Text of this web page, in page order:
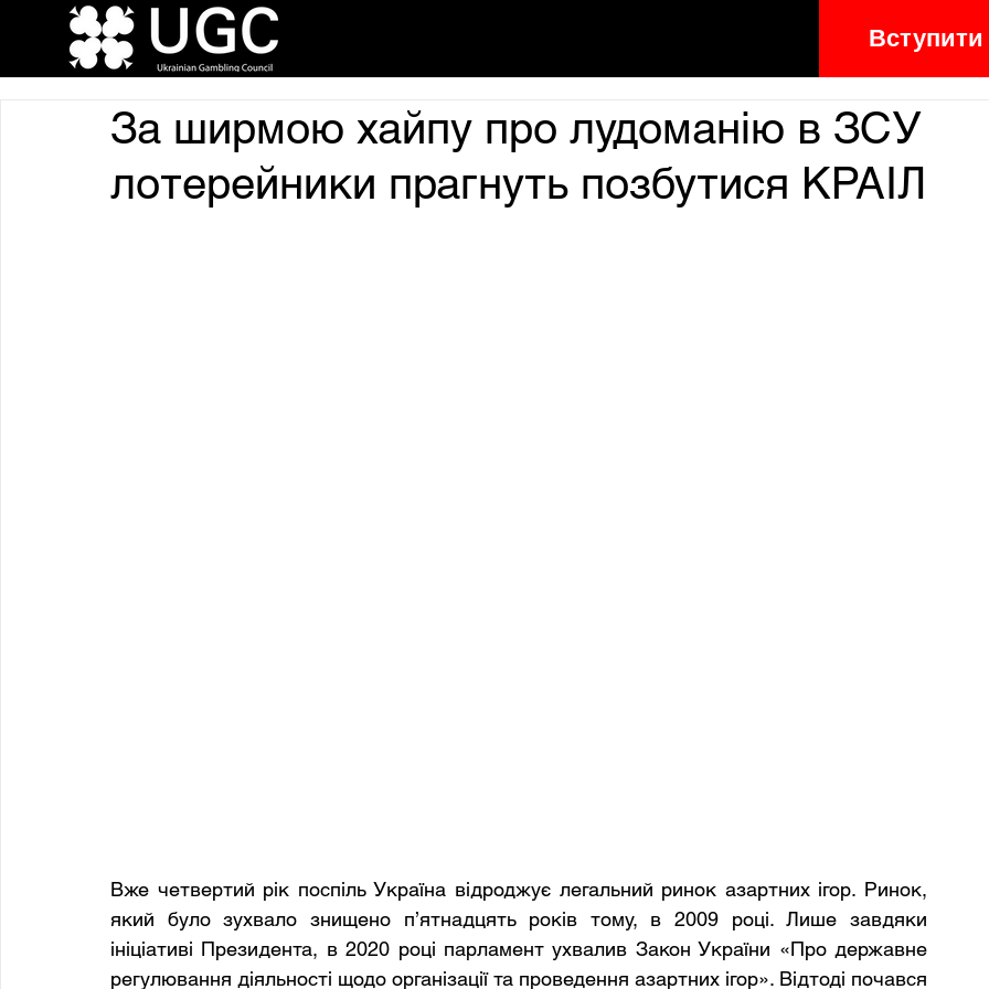
Вступити
За ширмою хайпу про лудоманію в ЗСУ
лотерейники прагнуть позбутися КРАІЛ
Вже четвертий рік поспіль Україна відроджує легальний ринок азартних ігор. Ринок,
який було зухвало знищено п’ятнадцять років тому, в 2009 році. Лише завдяки
ініціативі Президента, в 2020 році парламент ухвалив Закон України «Про державне
регулювання діяльності щодо організації та проведення азартних ігор». Відтоді почався